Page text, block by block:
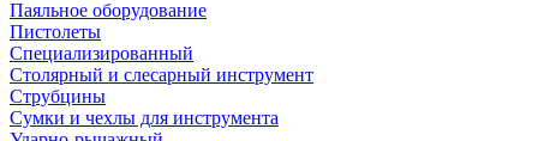
Паяльное оборудование
Пистолеты
Специализированный
Столярный и слесарный инструмент
Струбцины
Сумки и чехлы для инструмента